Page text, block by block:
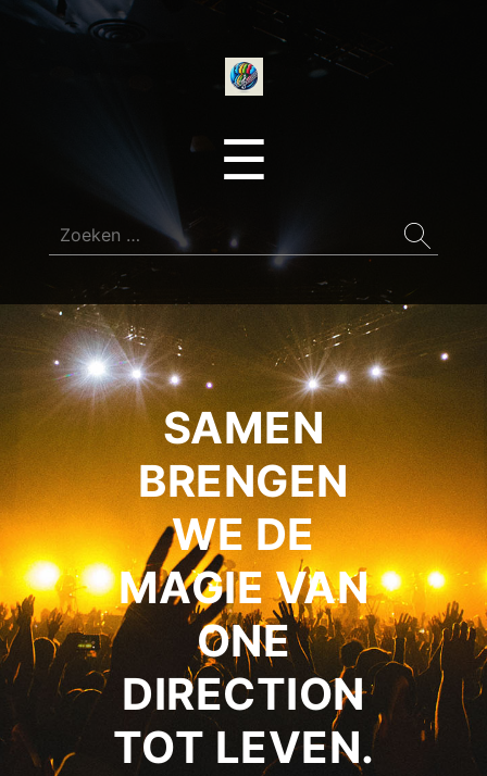
☰
Zoeken
naar:
SAMEN
BRENGEN
WE DE
MAGIE VAN
ONE
DIRECTION
TOT LEVEN.